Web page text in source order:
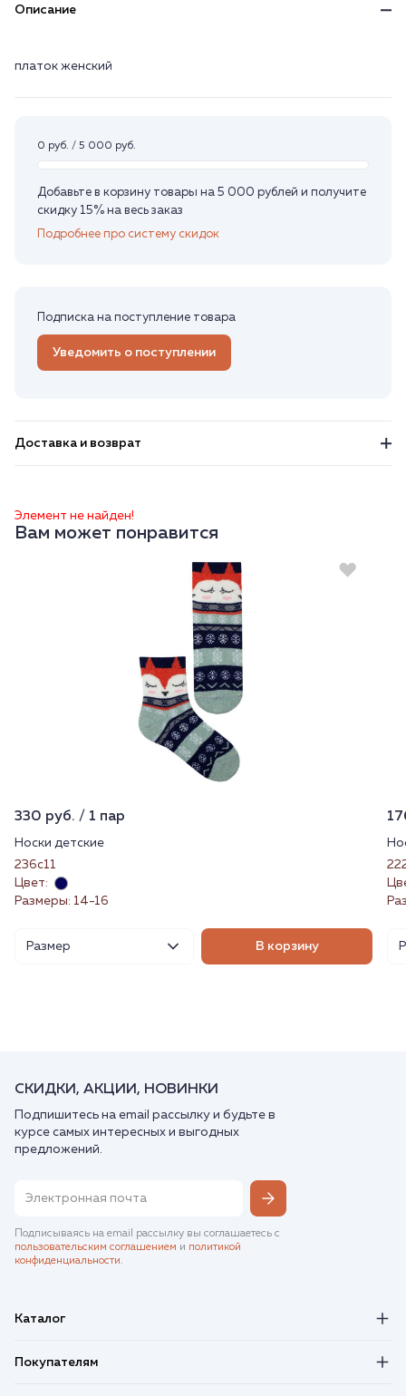
Описание
платок женский
0 руб. / 5 000 руб.
Добавьте в корзину товары на 5 000 рублей и получите
скидку 15% на весь заказ
Подробнее про систему скидок
Подписка на поступление товара
Уведомить о поступлении
Доставка и возврат
Элемент не найден!
Вам может понравится
330 руб. / 1 пар
Носки детские
236с11
Цвет:
Размеры: 14-16
Размер В корзину
СКИДКИ, АКЦИИ, НОВИНКИ
Подпишитесь на email рассылку и будьте в
курсе самых интересных и выгодных
предложений.
Подписываясь на email рассылку вы соглашаетесь с
пользовательским соглашением и политикой
конфиденциальности.
Каталог
Покупателям